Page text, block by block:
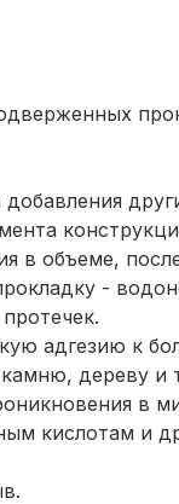
в объеме,
-
адгезию к
дереву и
в
кислотам и